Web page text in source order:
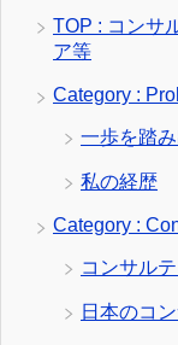
TOP : コンサ
ア等
Category :
一歩を踏
私の経歴
Category :
コンサル
日本のコ